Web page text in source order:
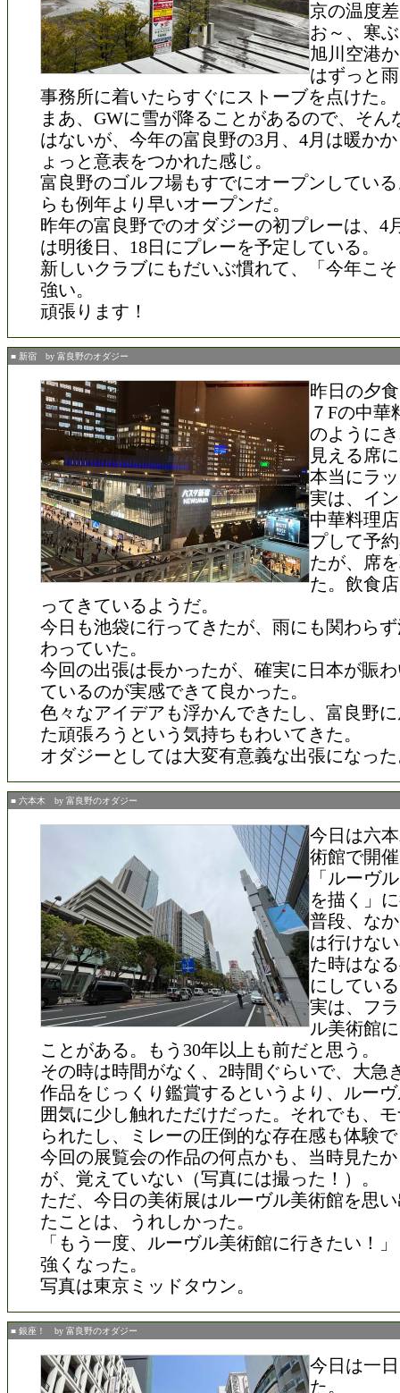
京の温度
お～、寒
旭川空港
はずっと
事務所に着いたらすぐにストーブを点けた。
まあ、GWに雪が降ることがあるので、そん
はないが、今年の富良野の3月、4月は暖か
ょっと意表をつかれた感じ。
富良野のゴルフ場もすでにオープンしてい
らも例年より早いオープンだ。
昨年の富良野でのオダジーの初プレーは、4
は明後日、18日にプレーを予定している。
新しいクラブにもだいぶ慣れて、「今年こ
強い。
頑張ります！
■ 新宿 by 富良野のオダジー
昨日の夕
７Fの中華
のように
見える席
本当にラ
実は、イ
中華料理
プして予
たが、席
た。飲食
ってきているようだ。
今日も池袋に行ってきたが、雨にも関わら
わっていた。
今回の出張は長かったが、確実に日本が賑
ているのが実感できて良かった。
色々なアイデアも浮かんできたし、富良野
た頑張ろうという気持ちもわいてきた。
オダジーとしては大変有意義な出張になっ
■ 六本木 by 富良野のオダジー
今日は六
術館で開
「ルーヴ
を描く」
普段、な
は行けな
た時はな
にしてい
実は、フ
ル美術館
ことがある。もう30年以上も前だと思う。
その時は時間がなく、2時間ぐらいで、大急
作品をじっくり鑑賞するというより、ルー
囲気に少し触れただけだった。それでも、
られたし、ミレーの圧倒的な存在感も体験
今回の展覧会の作品の何点かも、当時見た
が、覚えていない（写真には撮った！）。
ただ、今日の美術展はルーヴル美術館を思
たことは、うれしかった。
「もう一度、ルーヴル美術館に行きたい！
強くなった。
写真は東京ミッドタウン。
■ 銀座！ by 富良野のオダジー
今日は一
た。